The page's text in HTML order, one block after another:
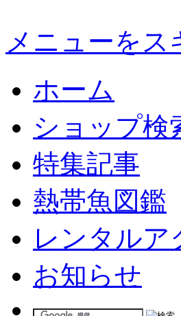
メニューを
ホーム
ショップ検
特集記事
熱帯魚図鑑
レンタルア
お知らせ